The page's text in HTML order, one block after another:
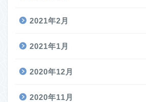
2021年2月
2021年1月
2020年12月
2020年11月